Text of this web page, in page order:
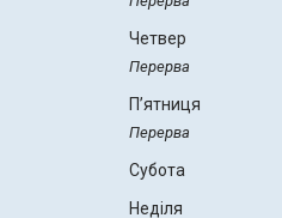
Четвер
Пʼятниця
Субота
Неділя